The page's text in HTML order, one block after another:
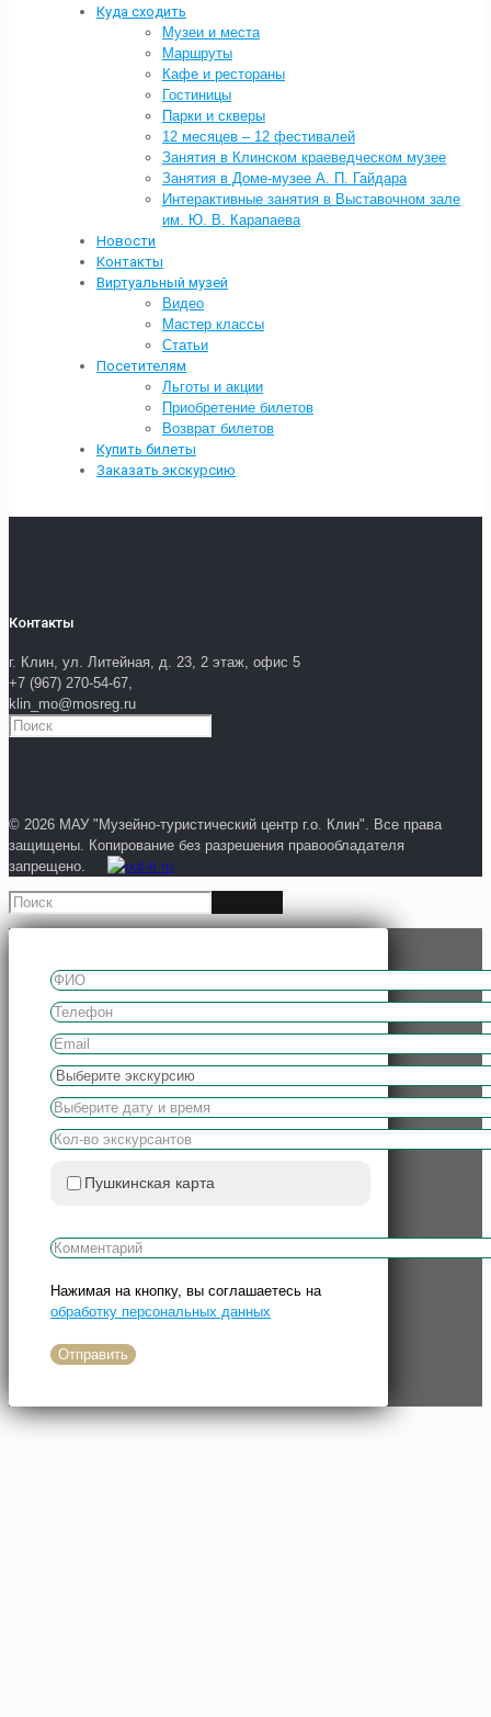
Куда сходить
Музеи и места
Маршруты
Кафе и рестораны
Гостиницы
Парки и скверы
12 месяцев – 12 фестивалей
Занятия в Клинском краеведческом музее
Занятия в Доме-музее А. П. Гайдара
Интерактивные занятия в Выставочном зале
им. Ю. В. Карапаева
Новости
Контакты
Виртуальный музей
Видео
Мастер классы
Статьи
Посетителям
Льготы и акции
Приобретение билетов
Возврат билетов
Купить билеты
Заказать экскурсию
Контакты
г. Клин, ул. Литейная, д. 23, 2 этаж, офис 5
+7 (967) 270-54-67,
klin_mo@mosreg.ru
© 2026 МАУ "Музейно-туристический центр г.о. Клин". Все права
защищены. Копирование без разрешения правообладателя
запрещено.
Пушкинская карта
Нажимая на кнопку, вы соглашаетесь на
обработку персональных данных